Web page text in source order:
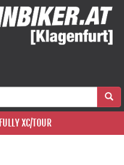
FULLY XC/TOUR